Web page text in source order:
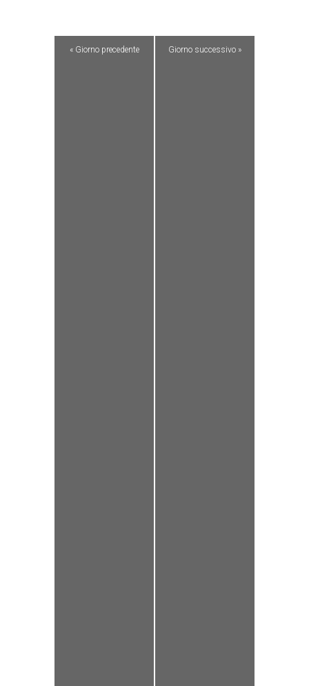
« Giorno precedente Giorno successivo »